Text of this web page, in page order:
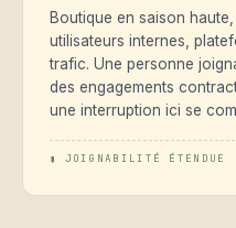
Boutique en saison
utilisateurs internes,
trafic. Une personne
des engagements
une interruption ici se
▮ JOIGNABILITÉ ÉTENDUE